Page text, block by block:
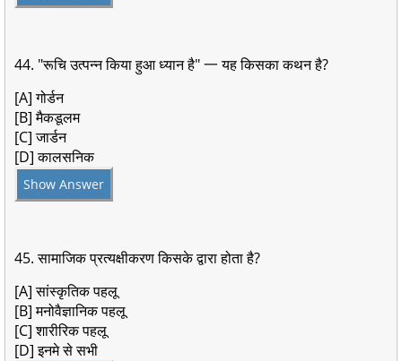
44. "रूचि उत्पन्न किया हुआ ध्यान है" 一 यह किसका कथन है?
[A] गोर्डन
[B] मैकडूलम
[C] जार्डन
[D] कालसनिक
Show Answer
45. सामाजिक प्रत्यक्षीकरण किसके द्वारा होता है?
[A] सांस्कृतिक पहलू
[B] मनोवैज्ञानिक पहलू
[C] शारीरिक पहलू
[D] इनमे से सभी